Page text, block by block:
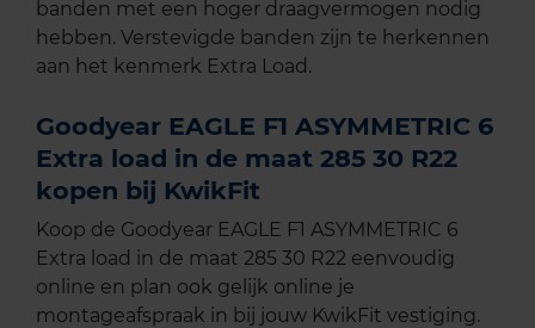
banden met een hoger draagvermogen nodig
hebben. Verstevigde banden zijn te herkennen
aan het kenmerk Extra Load.
Goodyear EAGLE F1 ASYMMETRIC 6
Extra load in de maat 285 30 R22
kopen bij KwikFit
Koop de Goodyear EAGLE F1 ASYMMETRIC 6
Extra load in de maat 285 30 R22 eenvoudig
online en plan ook gelijk online je
montageafspraak in bij jouw KwikFit vestiging.